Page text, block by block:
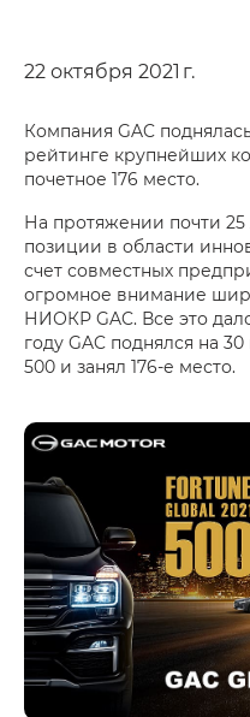
22 октября 2021 г.
Компания GAC
рейтинге крупнейших
почетное 176 место.
На протяжении почти 25
позиции в области
счет совместных
огромное внимание
НИОКР GAC. Все это
году GAC поднялся на
500 и занял 176-е место.